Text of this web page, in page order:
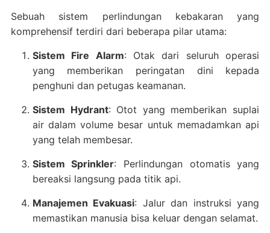
Sebuah sistem perlindungan kebakaran yang
komprehensif terdiri dari beberapa pilar utama:
Sistem Fire Alarm: Otak dari seluruh operasi
yang memberikan peringatan dini kepada
penghuni dan petugas keamanan.
Sistem Hydrant: Otot yang memberikan suplai
air dalam volume besar untuk memadamkan api
yang telah membesar.
Sistem Sprinkler: Perlindungan otomatis yang
bereaksi langsung pada titik api.
Manajemen Evakuasi: Jalur dan instruksi yang
memastikan manusia bisa keluar dengan selamat.